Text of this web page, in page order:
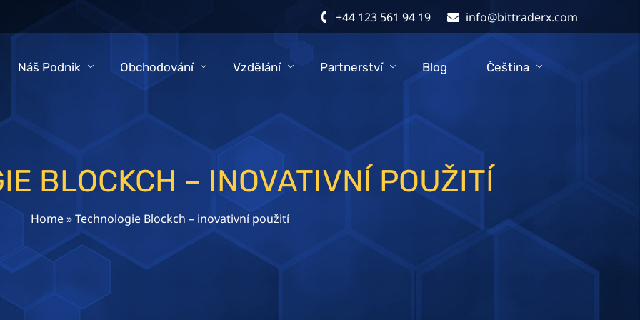
+44 123 561 94 19 info@bittraderx.com
Náš Podnik Obchodování Vzdělání Partnerství Blog Čeština
BLOCKCH – INOVATIVNÍ POUŽITÍ
Home»Technologie Blockch – inovativní použití